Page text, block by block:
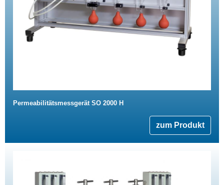
Permeabilitätsmessgerät SO 2000 H
zum Produkt